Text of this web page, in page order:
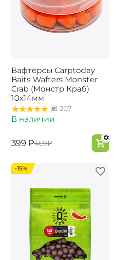
Вафтерсы Carptoday
Baits Wafters Monster
Crab (Монстр Краб)
10х14мм
207
В наличии
‍399‍ ₽‍469‍₽
-15%